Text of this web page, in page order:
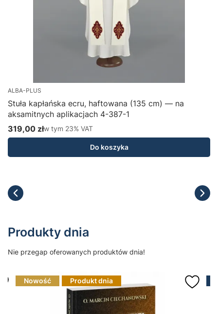
ALBA-PLUS
Stuła kapłańska ecru, haftowana (135 cm) — na
aksamitnych aplikacjach 4-387-1
Cena brutto
319,00 złw tym %s VAT
w tym 23% VAT
Do koszyka
Produkty dnia
Nie przegap oferowanych produktów dnia!
Nowość Produkt dnia